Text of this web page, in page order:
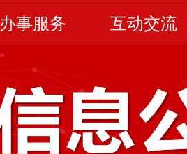
办事服务 互动交流